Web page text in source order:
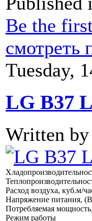
Be the
смотреть
Tuesday,
LG B37
Written by
Расход воздуха, куб.м/
Напряжение питания,
Потребляемая
Режим работы